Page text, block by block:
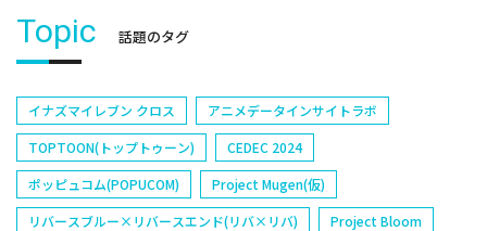
Topic 話題のタグ
イナズマイレブン クロス
アニメデータインサイトラボ
TOPTOON(トップトゥーン)
CEDEC 2024
ポッピュコム(POPUCOM)
Project Mugen(仮)
リバースブルー×リバースエンド(リバ×リバ)
Project Bloom